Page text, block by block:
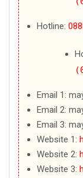
Hotline:
Email 1:
Email 2:
Email 3:
Website 1:
Website 2:
Website 3: